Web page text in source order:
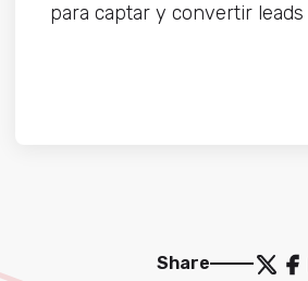
para captar y convertir leads
Share